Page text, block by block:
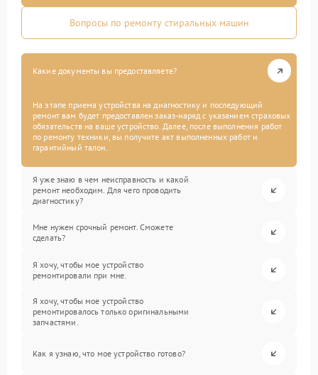
Вопросы по ремонту стиральных машин
Какие документы вы предоставляете?
На этапе приема устройства на диагностику и последующий
ремонт вам будет предоставлен заказ-наряд с указанием страховых
обязательств на ваше устройство. Далее, после выполнения работ
по ремонту техники, вы получите акт выполненных работ и
гарантийный талон.
Я уже знаю в чем неисправность и какой
ремонт необходим. Для чего проводить
диагностику?
Мне нужен срочный ремонт. Сможете
сделать?
Я хочу, чтобы мое устройство
ремонтировали при мне.
Я хочу, чтобы мое устройство
ремонтировалось только оригинальными
запчастями.
Как я узнаю, что мое устройство готово?